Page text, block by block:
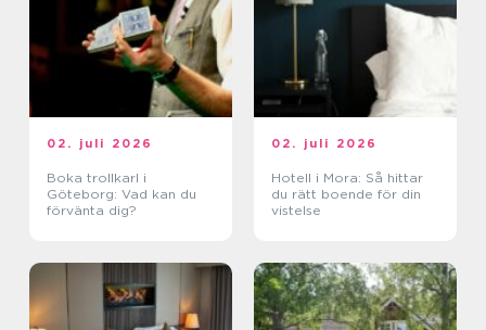
02. juli 2026
Boka trollkarl i
Göteborg: Vad kan du
förvänta dig?
02. juli 2026
Hotell i Mora: Så hittar
du rätt boende för din
vistelse